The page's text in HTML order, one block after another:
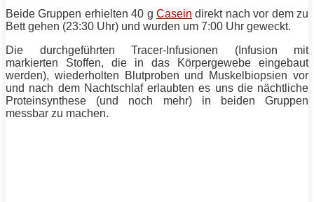
Beide Gruppen erhielten 40 g Casein direkt nach vor dem zu
Bett gehen (23:30 Uhr) und wurden um 7:00 Uhr geweckt.
Die durchgeführten Tracer-Infusionen (Infusion mit
markierten Stoffen, die in das Körpergewebe eingebaut
werden), wiederholten Blutproben und Muskelbiopsien vor
und nach dem Nachtschlaf erlaubten es uns die nächtliche
Proteinsynthese (und noch mehr) in beiden Gruppen
messbar zu machen.